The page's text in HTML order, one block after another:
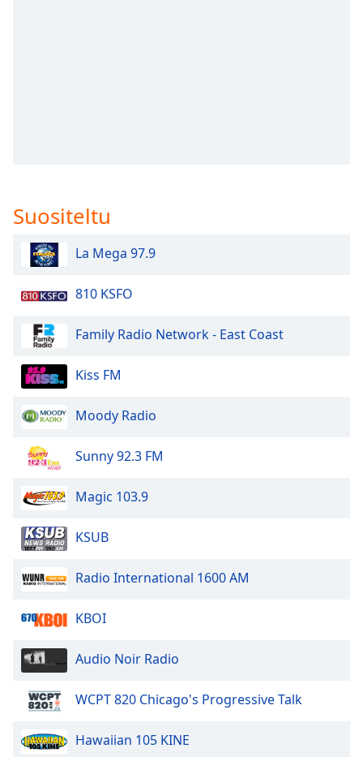
Fullscreen
This
window.
Beginning
dialog
window.
Escape
cancel
Text
Color
Opacity
Text
Color
Opacity
Suositeltu
La Mega 97.9
810 KSFO
Family Radio Network - East Coast
Kiss FM
Moody Radio
Sunny 92.3 FM
Magic 103.9
KSUB
Radio International 1600 AM
KBOI
Audio Noir Radio
WCPT 820 Chicago's Progressive Talk
Hawaiian 105 KINE